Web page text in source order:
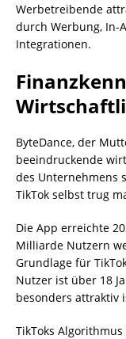
Werbetreibende
durch Werbung, In-
Integrationen.
ByteDance, der
beeindruckende
des Unternehmens
TikTok selbst trug
Die App erreichte
Milliarde Nutzern
Grundlage für
Nutzer ist über 18
besonders attraktiv
TikToks